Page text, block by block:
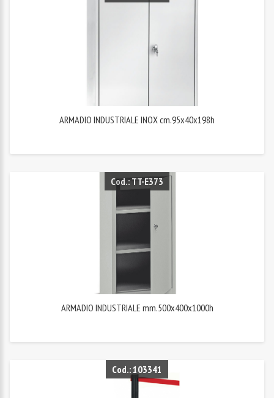
ARMADIO INDUSTRIALE INOX cm.95x40x198h
Cod.: TT-E373
ARMADIO INDUSTRIALE mm.500x400x1000h
Cod.: 103341